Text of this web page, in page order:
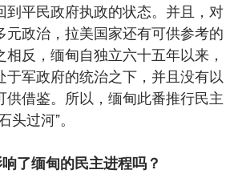
到平民政府执政的状态。并且，对
元政治，拉美国家还有可供参考的
相反，缅甸自独立六十五年以来，
于军政府的统治之下，并且没有以
供借鉴。所以，缅甸此番推行民主
头过河”。
了缅甸的民主进程吗？